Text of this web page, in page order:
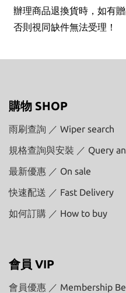
辦理商品退換貨時，如有
否則視同缺件無法受理！
購物 SHOP
雨刷查詢 ／ Wiper search
規格查詢與安裝 ／ Query
最新優惠 ／ On sale
快速配送 ／ Fast Delivery
如何訂購 ／ How to buy
會員 VIP
會員優惠 ／ Membership